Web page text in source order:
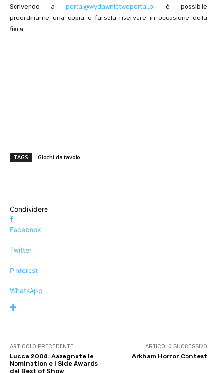
Scrivendo a portal@wydawnictwoportal.pl è possibile
preordinarne una copia e farsela riservare in occasione della
fiera.
TAGS Giochi da tavolo
Condividere
Facebook
Twitter
Pinterest
WhatsApp
ARTICOLO PRECEDENTE
Lucca 2008: Assegnate le
Nomination e i Side Awards
del Best of Show
ARTICOLO SUCCESSIVO
Arkham Horror Contest